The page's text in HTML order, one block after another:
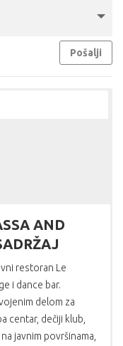
Pošalji
AND
restoran Le
i dance bar.
delom za
centar, dečiji klub,
javnim površinama,